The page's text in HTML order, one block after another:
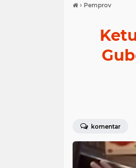
› Pemprov
komentar